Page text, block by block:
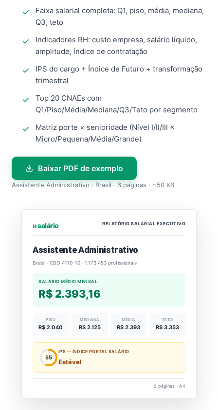
Faixa salarial completa: Q1, piso, média, mediana,
Q3, teto
Indicadores RH: custo empresa, salário líquido,
amplitude, índice de contratação
IPS do cargo + Índice de Futuro + transformação
trimestral
Top 20 CNAEs com
Q1/Piso/Média/Mediana/Q3/Teto por segmento
Matriz porte × senioridade (Nível I/II/III ×
Micro/Pequena/Média/Grande)
Baixar PDF de exemplo
Assistente Administrativo · Brasil · 6 páginas · ~50 KB
⏐⏐⏐ salário RELATÓRIO SALARIAL EXECUTIVO
Assistente Administrativo
Brasil · CBO 4110-10 · 1.173.453 profissionais
SALÁRIO MÉDIO MENSAL
R$ 2.393,16
PISO
R$ 2.040
MEDIANA
R$ 2.125
MÉDIA
R$ 2.393
TETO
R$ 3.353
55
IPS — ÍNDICE PORTAL SALÁRIO
Estável
6 páginas · A4